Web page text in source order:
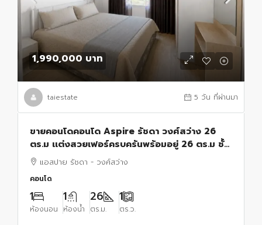
1,990,000 บาท
taiestate 5 วัน ที่ผ่านมา
ขายคอนโดคอนโด Aspire รัชดา วงศ์สว่าง 26
ตร.ม เเต่งสวยเฟอร์ครบครันพร้อมอยู่ 26 ตร.ม ชั้น
15 ใกล้ MRT วงศ์สว่างแค่ 80 ม. บางซื่อ กรุงเทพ
แอสปาย รัชดา - วงศ์สว่าง
คอนโด
1
ห้องนอน
1
ห้องน้ำ
26
ตร.ม.
1
ตร.ว.